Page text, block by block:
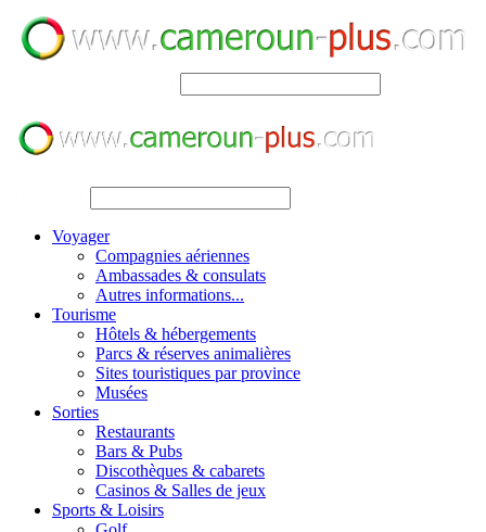
Voyager
Compagnies aériennes
Ambassades & consulats
Autres informations...
Tourisme
Hôtels & hébergements
Parcs & réserves animalières
Sites touristiques par province
Musées
Sorties
Restaurants
Bars & Pubs
Discothèques & cabarets
Casinos & Salles de jeux
Sports & Loisirs